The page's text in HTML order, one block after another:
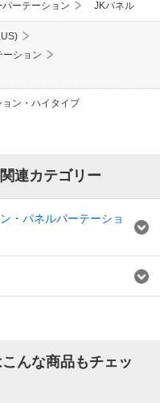
ーテーション JKパネル
ーション
ン・ハイタイプ
連カテゴリー
・パネルパーテーショ
んな商品もチェッ